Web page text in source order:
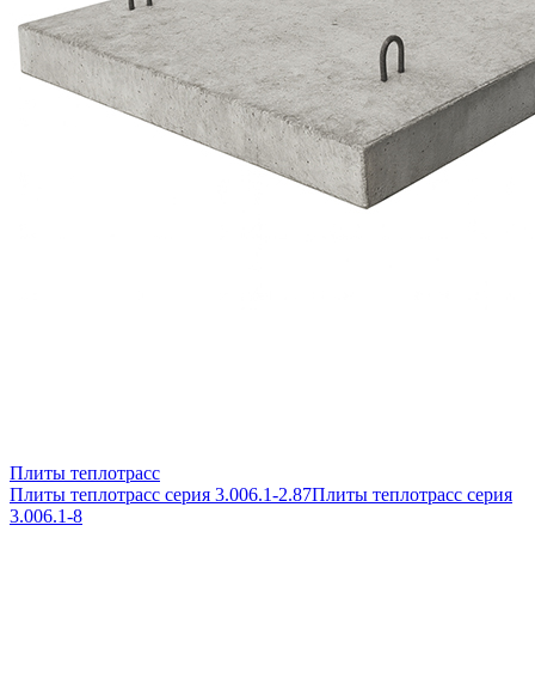
Плиты теплотрасс
Плиты теплотрасс серия 3.006.1-2.87Плиты теплотрасс серия
3.006.1-8